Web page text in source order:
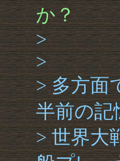
か？
>
>
> 多方面
半前の記
> 世界大